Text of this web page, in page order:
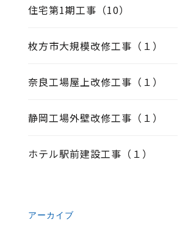
住宅第1期工事（10）
枚方市大規模改修工事（１）
奈良工場屋上改修工事（１）
静岡工場外壁改修工事（１）
ホテル駅前建設工事（１）
アーカイブ